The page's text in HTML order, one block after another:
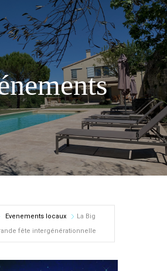
Evenements locaux
La Big
fête intergénérationnelle